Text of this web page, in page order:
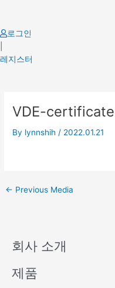
content
로그인
레지스터
VDE-
By lynnshih / 2022.01.21
navigation
← Previous Media
회사 소개
제품